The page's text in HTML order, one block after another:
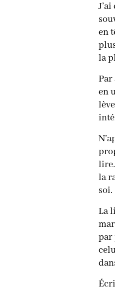
en
la
Par
en
lire.
la
soi.
La
par